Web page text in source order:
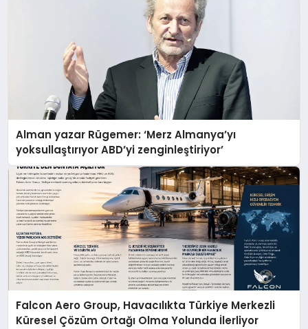
Alman yazar Rügemer: ‘Merz Almanya’yı
yoksullaştırıyor ABD’yi zenginleştiriyor’
Falcon Aero Group, Havacılıkta Türkiye Merkezli
Küresel Çözüm Ortağı Olma Yolunda İlerliyor